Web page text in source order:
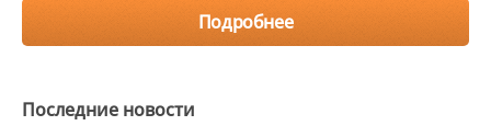
Подробнее
Последние новости